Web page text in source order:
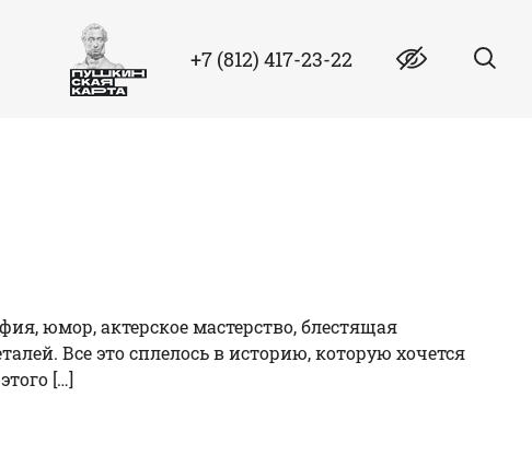
+7 (812) 417-23-22
юмор, актерское мастерство, блестящая
Все это сплелось в историю, которую хочется
[…]